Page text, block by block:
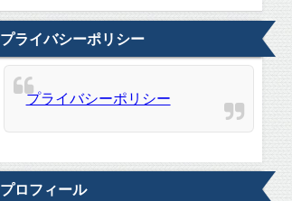
プライバシーポリシー
プライバシーポリシー
プロフィール